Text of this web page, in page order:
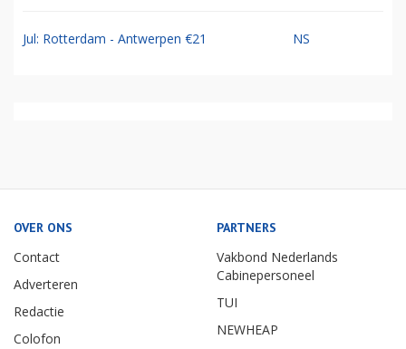
Jul: Rotterdam - Antwerpen €21 NS
OVER ONS
Contact
Adverteren
Redactie
Colofon
PARTNERS
Vakbond Nederlands
Cabinepersoneel
TUI
NEWHEAP